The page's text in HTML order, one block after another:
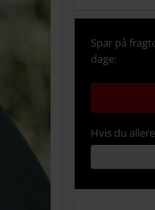
Spar på
dage:
Hvis du